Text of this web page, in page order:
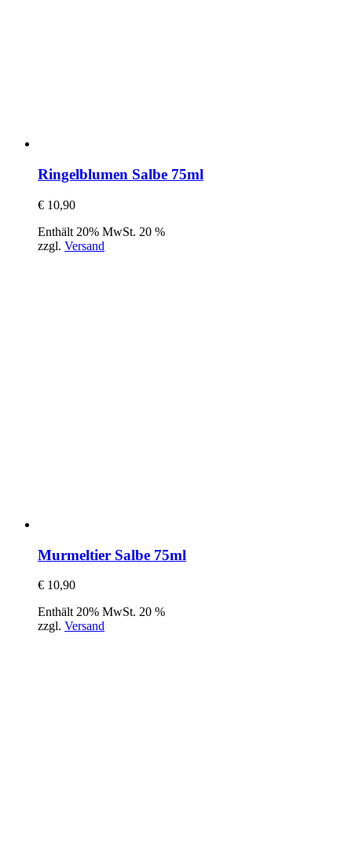
Ringelblumen Salbe 75ml
€ 10,90
Enthält 20% MwSt. 20 %
zzgl. Versand
Murmeltier Salbe 75ml
€ 10,90
Enthält 20% MwSt. 20 %
zzgl. Versand